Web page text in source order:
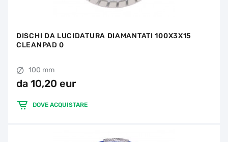
DISCHI DA LUCIDATURA DIAMANTATI 100X3X15
CLEANPAD 0
100 mm
da 10,20 eur
DOVE ACQUISTARE